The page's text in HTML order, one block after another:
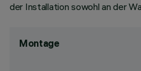
der Installation sowohl an der
Montage